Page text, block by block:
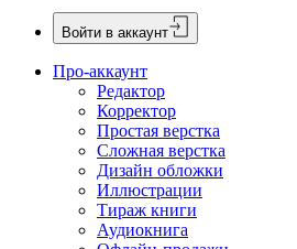
Войти в аккаунт
Про-аккаунт
Редактор
Корректор
Простая верстка
Сложная верстка
Дизайн обложки
Иллюстрации
Тираж книги
Аудиокнига